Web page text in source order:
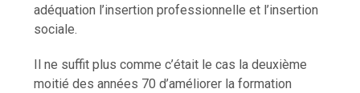
adéquation l’insertion professionnelle et l’insertion
sociale.
Il ne suffit plus comme c’était le cas la deuxième
moitié des années 70 d’améliorer la formation